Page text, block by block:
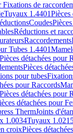
Fixations de
Tuyaux 1.4401Pièces
Coudes
Réductions et
Raccordements
Tubes 1.4401
Pièces détachées pour
Pièces
pour tubes
pour Raccords
Pièces détachées pour
détachées pour
ThermJoints
1.0034Tuyaux
croixPièces